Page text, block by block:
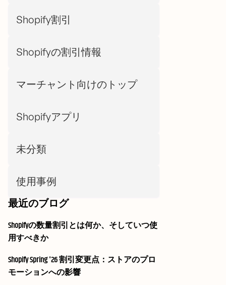
Shopify割引
Shopifyの割引情報
マーチャント向けのトップ
Shopifyアプリ
未分類
使用事例
最近のブログ
Shopifyの数量割引とは何か、そしていつ使
用すべきか
Shopify Spring '26 割引変更点：ストアのプロ
モーションへの影響